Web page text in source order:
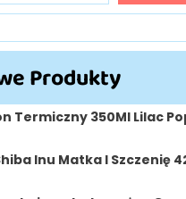
Produkty
Termiczny 350Ml Lilac
Inu Matka I Szczenię